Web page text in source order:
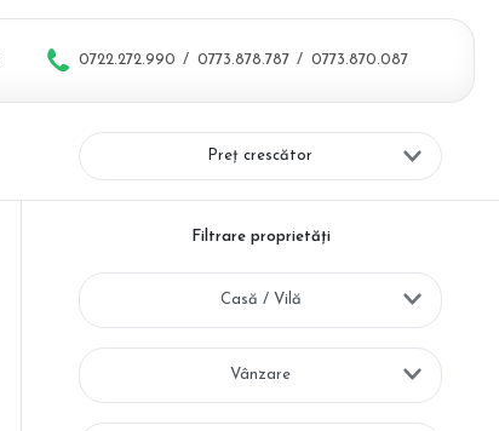
0722.272.990 / 0773.878.787 / 0773.870.087
Preț crescător
Filtrare proprietăți
Casă / Vilă
Vânzare